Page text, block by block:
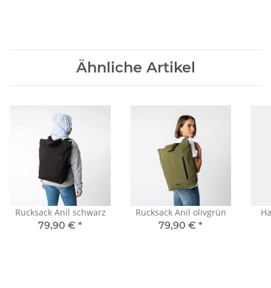
Ähnliche Artikel
Rucksack Anil schwarz
79,90 € *
Rucksack Anil olivgrün
79,90 € *